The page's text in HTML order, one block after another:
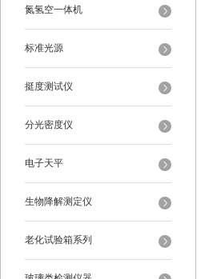
氮氢空一体机
标准光源
挺度测试仪
分光密度仪
电子天平
生物降解测定仪
老化试验箱系列